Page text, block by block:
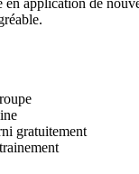
gratuitement